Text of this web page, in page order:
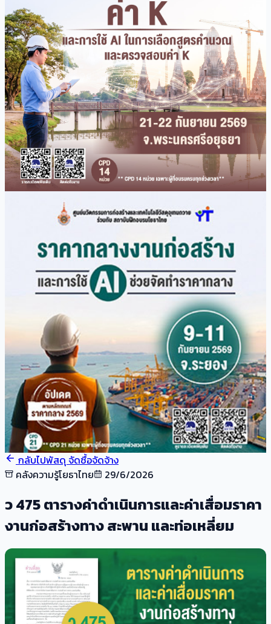
กลับไปพัสดุ จัดซื้อจัดจ้าง
คลังความรู้โยธาไทย
29/6/2026
ว 475 ตารางค่าดำเนินการและค่าเสื่อมราคา
งานก่อสร้างทาง สะพาน และท่อเหลี่ยม